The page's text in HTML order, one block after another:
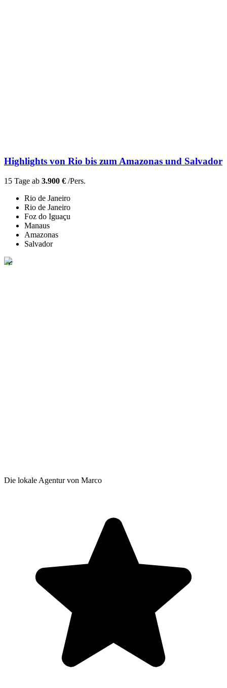
Highlights von Rio bis zum Amazonas und Salvador
15 Tage ab 3.900 € /Pers.
Rio de Janeiro
Rio de Janeiro
Foz do Iguaçu
Manaus
Amazonas
Salvador
Die lokale Agentur von Marco